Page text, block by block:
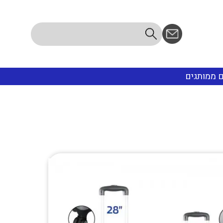
ממותגים